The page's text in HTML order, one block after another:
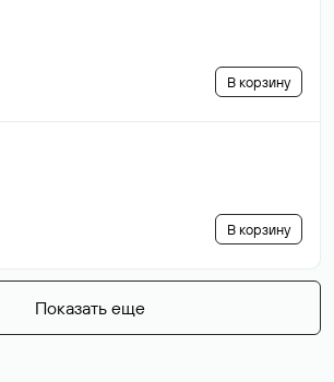
В корзину
В корзину
Показать еще